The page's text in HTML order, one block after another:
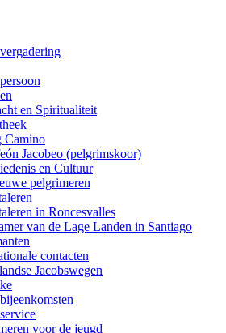
en Spiritualiteit
Camino
Jacobeo (pelgrimskoor)
en Cultuur
pelgrimeren
in Roncesvalles
van de Lage Landen in Santiago
contacten
Jacobswegen
voor de jeugd